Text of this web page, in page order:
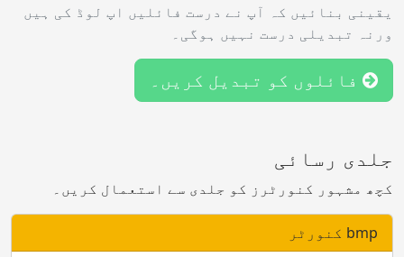
یقینی بنائیں کہ آپ نے درست فائلیں اپ لوڈ کی ہیں
ورنہ تبدیلی درست نہیں ہوگی۔
فائلوں کو تبدیل کریں۔
جلدی رسائی
کچھ مشہور کنورٹرز کو جلدی سے استعمال کریں۔
bmp کنورٹر